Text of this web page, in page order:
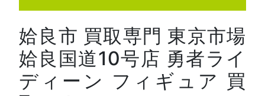
姶良市 買取専門 東京市場
姶良国道10号店 勇者ライ
ディーン フィギュア 買